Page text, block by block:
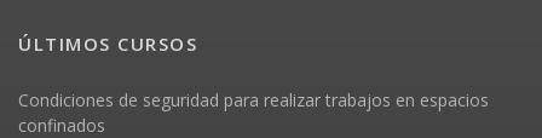
ÚLTIMOS CURSOS
Condiciones de seguridad para realizar trabajos en espacios
confinados